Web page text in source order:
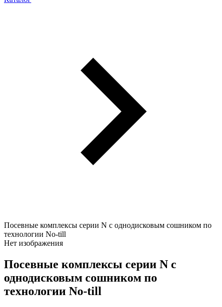
Посевные комплексы серии N с однодисковым сошником по
технологии No-till
Нет изображения
Посевные комплексы серии N с
однодисковым сошником по
технологии No-till